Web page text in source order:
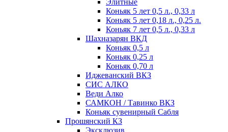
Элитные
Коньяк 5 лет 0,5 л., 0,33 л
Коньяк 5 лет 0,18 л., 0,25 л.
Коньяк 7 лет 0,5 л., 0,33 л
Шахназарян ВКД
Коньяк 0,5 л
Коньяк 0,25 л
Коньяк 0,70 л
Иджеванский ВКЗ
СИС АЛКО
Веди Алко
САМКОН / Тавинко ВКЗ
Коньяк сувенирный Сабля
Прошянский КЗ
Эксклюзив